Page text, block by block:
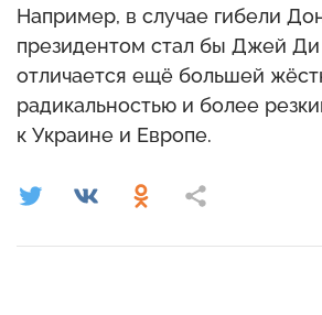
Например, в случае гибели
президентом стал бы Джей
отличается ещё большей
радикальностью и более
к Украине и Европе.